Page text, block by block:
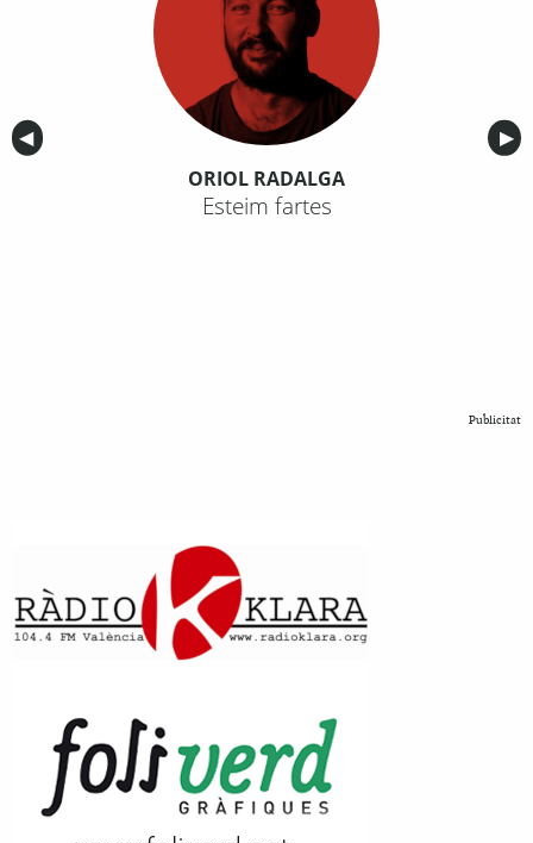
Anterior
◀︎ ▶︎
ORIOL RADALGA
Esteim fartes
Publicitat